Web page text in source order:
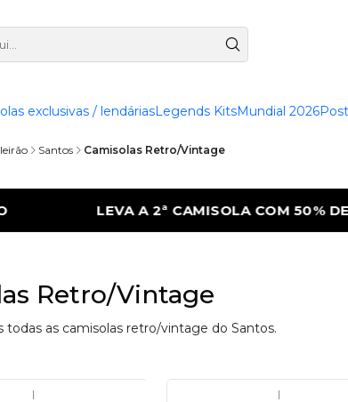
exclusivas / lendáriasLegends KitsMundial 2026
Santos Camisolas Retro/Vintage
LEVA A 2ª CAMISOLA COM 50% DE
Retro/Vintage
todas as camisolas retro/vintage do Santos.
| |